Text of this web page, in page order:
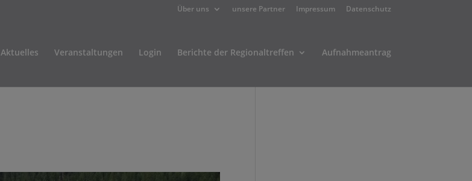
Über uns unsere Partner Impressum Datenschutz
Aktuelles Veranstaltungen Login Berichte der Regionaltreffen Aufnahmeantrag